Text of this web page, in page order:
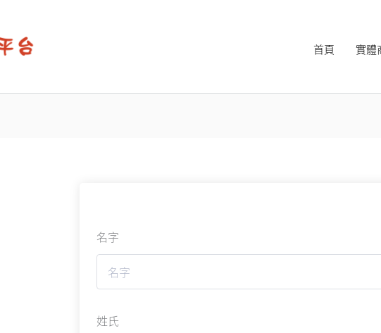
首頁 實體
名字
姓氏